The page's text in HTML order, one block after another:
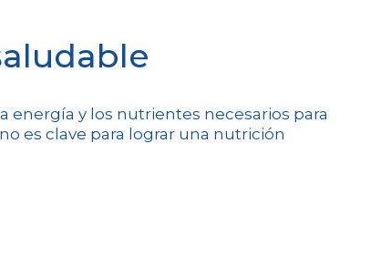
y los nutrientes necesarios para
es clave para lograr una nutrición